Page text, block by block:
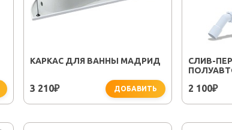
КАРКАС ДЛЯ ВАННЫ МАДРИД
3 210₽ ДОБАВИТЬ
CЛИВ-
2 100₽